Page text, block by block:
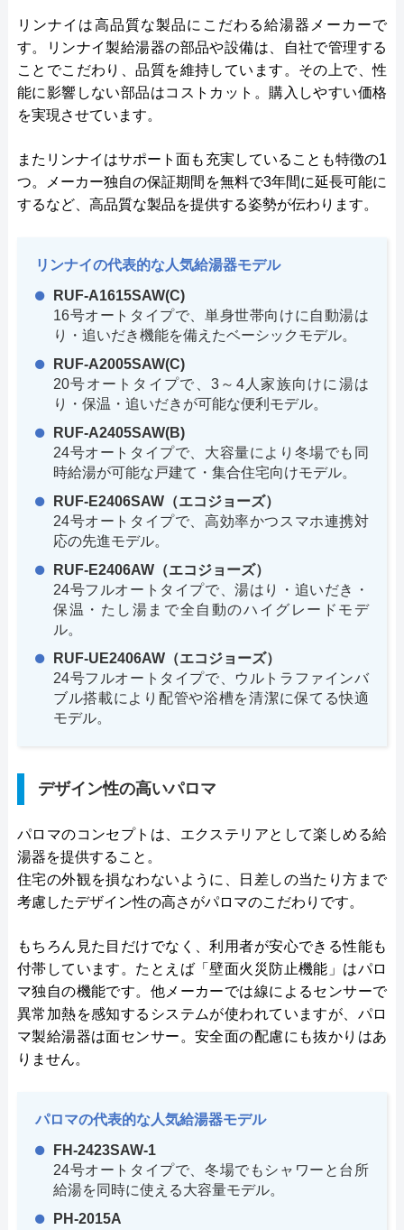
リンナイは高品質な製品にこだわる給湯器メーカーで
す。リンナイ製給湯器の部品や設備は、自社で管理する
ことでこだわり、品質を維持しています。その上で、性
能に影響しない部品はコストカット。購入しやすい価格
を実現させています。
またリンナイはサポート面も充実していることも特徴の1
つ。メーカー独自の保証期間を無料で3年間に延長可能に
するなど、高品質な製品を提供する姿勢が伝わります。
リンナイの代表的な人気給湯器モデル
RUF-A1615SAW(C)
16号オートタイプで、単身世帯向けに自動湯は
り・追いだき機能を備えたベーシックモデル。
RUF-A2005SAW(C)
20号オートタイプで、3～4人家族向けに湯は
り・保温・追いだきが可能な便利モデル。
RUF-A2405SAW(B)
24号オートタイプで、大容量により冬場でも同
時給湯が可能な戸建て・集合住宅向けモデル。
RUF-E2406SAW（エコジョーズ）
24号オートタイプで、高効率かつスマホ連携対
応の先進モデル。
RUF-E2406AW（エコジョーズ）
24号フルオートタイプで、湯はり・追いだき・
保温・たし湯まで全自動のハイグレードモデ
ル。
RUF-UE2406AW（エコジョーズ）
24号フルオートタイプで、ウルトラファインバ
ブル搭載により配管や浴槽を清潔に保てる快適
モデル。
デザイン性の高いパロマ
パロマのコンセプトは、エクステリアとして楽しめる給
湯器を提供すること。
住宅の外観を損なわないように、日差しの当たり方まで
考慮したデザイン性の高さがパロマのこだわりです。
もちろん見た目だけでなく、利用者が安心できる性能も
付帯しています。たとえば「壁面火災防止機能」はパロ
マ独自の機能です。他メーカーでは線によるセンサーで
異常加熱を感知するシステムが使われていますが、パロ
マ製給湯器は面センサー。安全面の配慮にも抜かりはあ
りません。
パロマの代表的な人気給湯器モデル
FH-2423SAW-1
24号オートタイプで、冬場でもシャワーと台所
給湯を同時に使える大容量モデル。
PH-2015A